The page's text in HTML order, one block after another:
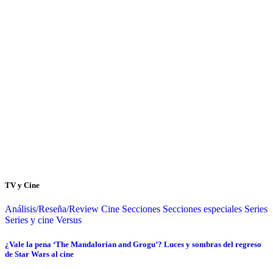
TV y Cine
Análisis/Reseña/Review Cine Secciones Secciones especiales Series
Series y cine Versus
¿Vale la pena ‘The Mandalorian and Grogu’? Luces y sombras del regreso
de Star Wars al cine